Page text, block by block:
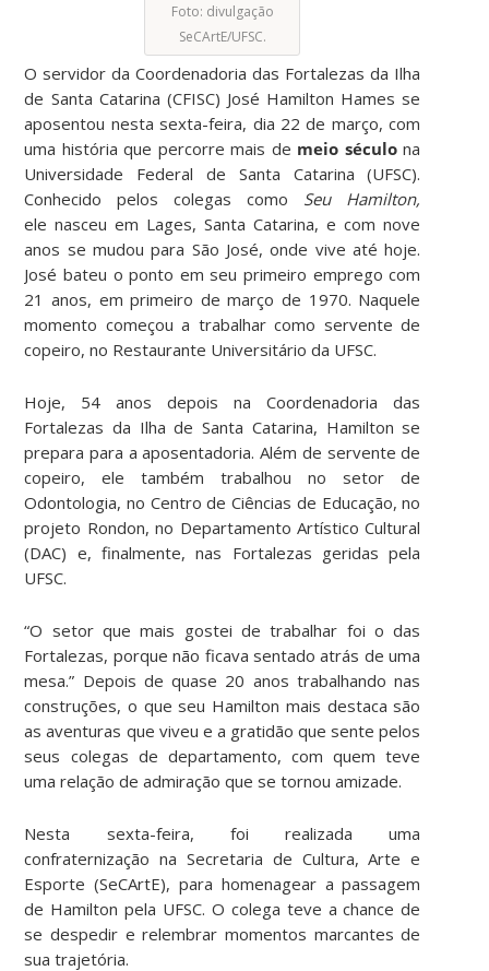
Foto: divulgação
SeCArtE/UFSC.
O servidor da Coordenadoria das Fortalezas da Ilha
de Santa Catarina (CFISC) José Hamilton Hames se
aposentou nesta sexta-feira, dia 22 de março, com
uma história que percorre mais de meio séculona
Universidade Federal de Santa Catarina (UFSC).
Conhecido pelos colegas como Seu Hamilton,
ele nasceu em Lages, Santa Catarina, e com nove
anos se mudou para São José, onde vive até hoje.
José bateu o ponto em seu primeiro emprego com
21 anos, em primeiro de março de 1970. Naquele
momento começou a trabalhar como servente de
copeiro, no Restaurante Universitário da UFSC.
Hoje, 54 anos depois na Coordenadoria das
Fortalezas da Ilha de Santa Catarina, Hamilton se
prepara para a aposentadoria. Além de servente de
copeiro, ele também trabalhou no setor de
Odontologia, no Centro de Ciências de Educação, no
projeto Rondon, no Departamento Artístico Cultural
(DAC) e, finalmente, nas Fortalezas geridas pela
UFSC.
“O setor que mais gostei de trabalhar foi o das
Fortalezas, porque não ficava sentado atrás de uma
mesa.” Depois de quase 20 anos trabalhando nas
construções, o que seu Hamilton mais destaca são
as aventuras que viveu e a gratidão que sente pelos
seus colegas de departamento, com quem teve
uma relação de admiração que se tornou amizade.
Nesta sexta-feira, foi realizada uma
confraternização na Secretaria de Cultura, Arte e
Esporte (SeCArtE), para homenagear a passagem
de Hamilton pela UFSC. O colega teve a chance de
se despedir e relembrar momentos marcantes de
sua trajetória.